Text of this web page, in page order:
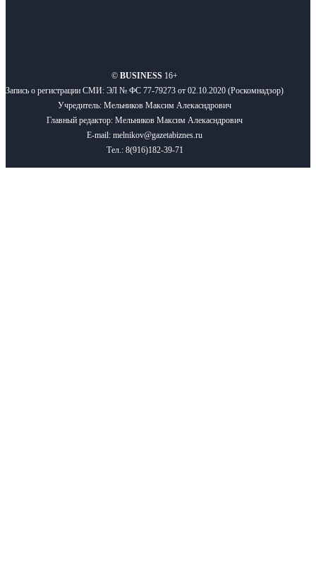
© BUSINESS 16+
Запись о регистрации СМИ: ЭЛ № ФС 77-79273 от 02.10.2020 (Роскомнадзор)
Учредитель: Мельников Максим Алекасндрович
Главный редактор: Мельников Максим Алекасндрович
E-mail: melnikov@gazetabiznes.ru
Тел.: 8(916)182-39-71